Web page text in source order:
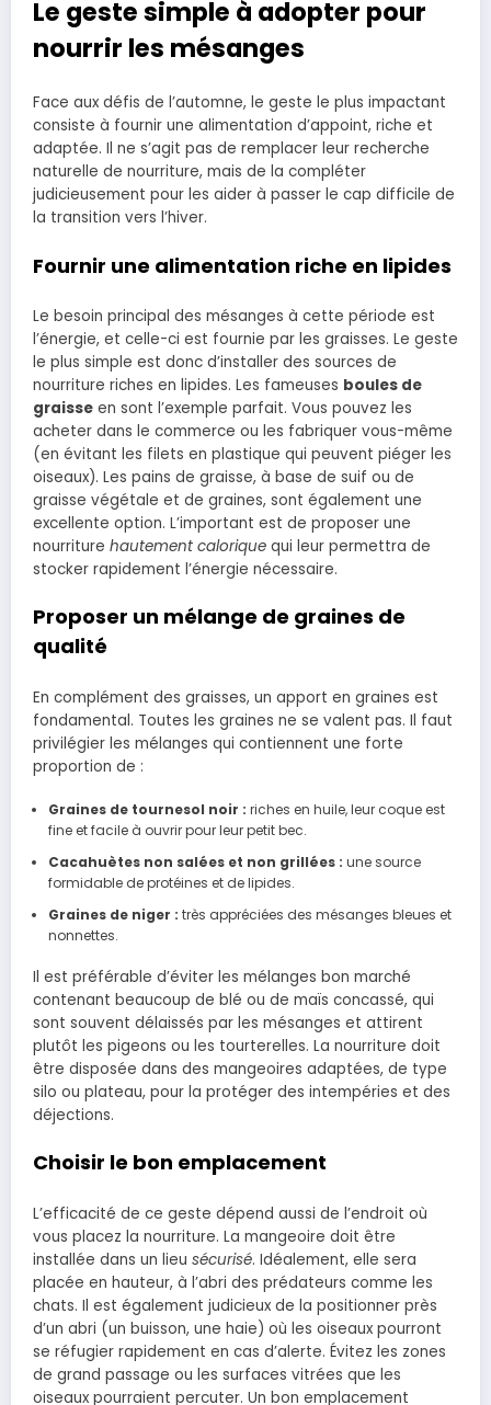
Le geste simple à adopter pour
nourrir les mésanges
Face aux défis de l’automne, le geste le plus impactant
consiste à fournir une alimentation d’appoint, riche et
adaptée. Il ne s’agit pas de remplacer leur recherche
naturelle de nourriture, mais de la compléter
judicieusement pour les aider à passer le cap difficile de
la transition vers l’hiver.
Fournir une alimentation riche en lipides
Le besoin principal des mésanges à cette période est
l’énergie, et celle-ci est fournie par les graisses. Le geste
le plus simple est donc d’installer des sources de
nourriture riches en lipides. Les fameuses boules de
graisse en sont l’exemple parfait. Vous pouvez les
acheter dans le commerce ou les fabriquer vous-même
(en évitant les filets en plastique qui peuvent piéger les
oiseaux). Les pains de graisse, à base de suif ou de
graisse végétale et de graines, sont également une
excellente option. L’important est de proposer une
nourriture hautement calorique qui leur permettra de
stocker rapidement l’énergie nécessaire.
Proposer un mélange de graines de
qualité
En complément des graisses, un apport en graines est
fondamental. Toutes les graines ne se valent pas. Il faut
privilégier les mélanges qui contiennent une forte
proportion de :
Graines de tournesol noir : riches en huile, leur coque est
fine et facile à ouvrir pour leur petit bec.
Cacahuètes non salées et non grillées : une source
formidable de protéines et de lipides.
Graines de niger : très appréciées des mésanges bleues et
nonnettes.
Il est préférable d’éviter les mélanges bon marché
contenant beaucoup de blé ou de maïs concassé, qui
sont souvent délaissés par les mésanges et attirent
plutôt les pigeons ou les tourterelles. La nourriture doit
être disposée dans des mangeoires adaptées, de type
silo ou plateau, pour la protéger des intempéries et des
déjections.
Choisir le bon emplacement
L’efficacité de ce geste dépend aussi de l’endroit où
vous placez la nourriture. La mangeoire doit être
installée dans un lieu sécurisé. Idéalement, elle sera
placée en hauteur, à l’abri des prédateurs comme les
chats. Il est également judicieux de la positionner près
d’un abri (un buisson, une haie) où les oiseaux pourront
se réfugier rapidement en cas d’alerte. Évitez les zones
de grand passage ou les surfaces vitrées que les
oiseaux pourraient percuter. Un bon emplacement